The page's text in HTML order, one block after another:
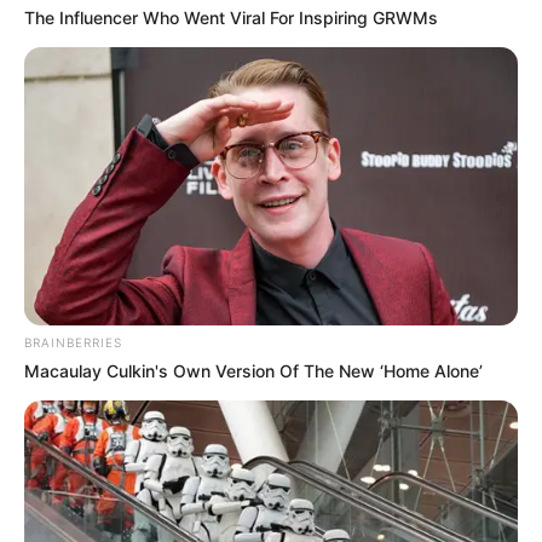
Participe do nosso grupo do
WhatsApp!
Fique informado em tempo real sobre as principais
notícias de Paraguaçu Paulista e região
Clique aqui para entrar no grupo
The Influencer Who Went Viral For Inspiring GRWMs
BRAINBERRIES
Macaulay Culkin's Own Version Of The New ‘Home Alone’